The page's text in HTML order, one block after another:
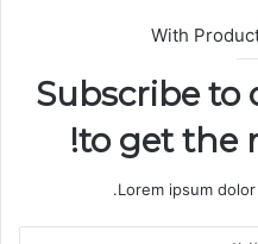
With
Subscribe
to get the
Lorem ipsum